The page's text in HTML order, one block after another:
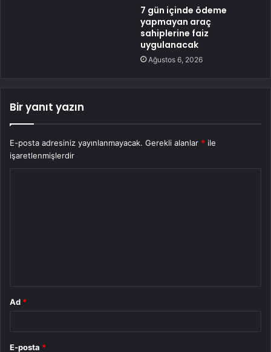
7 gün içinde ödeme
yapmayan araç
sahiplerine faiz
uygulanacak
Ağustos 6, 2026
Bir yanıt yazın
E-posta adresiniz yayınlanmayacak. Gerekli alanlar * ile
işaretlenmişlerdir
Ad *
E-posta *